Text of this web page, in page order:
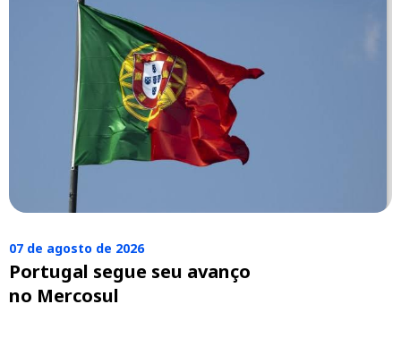
07 de agosto de 2026
Portugal segue seu avanço
no Mercosul